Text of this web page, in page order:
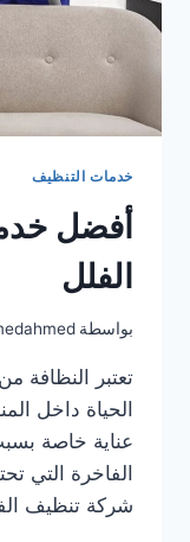
خدمات التنظيف
أفضل
الفلل
بواسطة
تعتبر النظافة
الحياة داخل
عناية خاصة
الفاخرة التي
شركة تنظيف